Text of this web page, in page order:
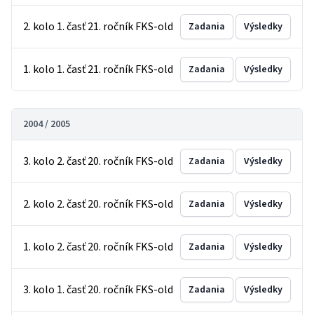
2. kolo 1. časť 21. ročník FKS-old Zadania Výsledky
1. kolo 1. časť 21. ročník FKS-old Zadania Výsledky
2004 / 2005
3. kolo 2. časť 20. ročník FKS-old Zadania Výsledky
2. kolo 2. časť 20. ročník FKS-old Zadania Výsledky
1. kolo 2. časť 20. ročník FKS-old Zadania Výsledky
3. kolo 1. časť 20. ročník FKS-old Zadania Výsledky